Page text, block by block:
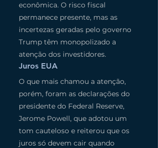
econômica. O risco fiscal
permanece presente, mas as
incertezas geradas pelo governo
Trump têm monopolizado a
atenção dos investidores.
Juros EUA
O que mais chamou a atenção,
porém, foram as declarações do
presidente do Federal Reserve,
Jerome Powell, que adotou um
tom cauteloso e reiterou que os
juros só devem cair quando